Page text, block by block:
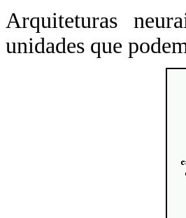
Arquiteturas
unidades que